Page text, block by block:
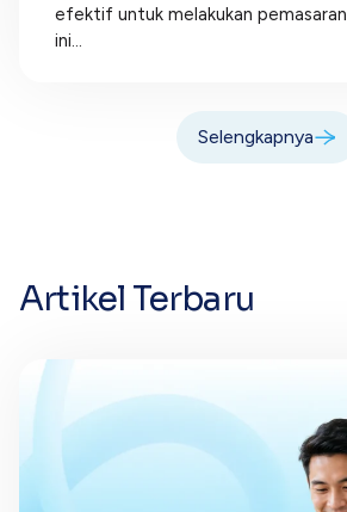
efektif untuk melakukan
ini...
Selengkapnya
Artikel Terbaru